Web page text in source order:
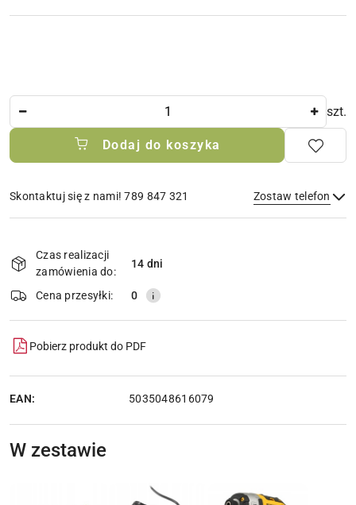
szt.
Dodaj do koszyka
Skontaktuj się z nami! 789 847 321 Zostaw telefon
Wyślij
dostawa
Czas realizacji
zamówienia do:
14 dni
Cena przesyłki: 0
Pobierz produkt do PDF
EAN: 5035048616079
W zestawie